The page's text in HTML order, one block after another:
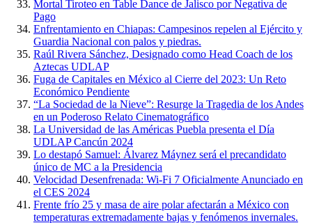
Mortal Tiroteo en Table Dance de Jalisco por Negativa de
Pago
Enfrentamiento en Chiapas: Campesinos repelen al Ejército y
Guardia Nacional con palos y piedras.
Raúl Rivera Sánchez, Designado como Head Coach de los
Aztecas UDLAP
Fuga de Capitales en México al Cierre del 2023: Un Reto
Económico Pendiente
“La Sociedad de la Nieve”: Resurge la Tragedia de los Andes
en un Poderoso Relato Cinematográfico
La Universidad de las Américas Puebla presenta el Día
UDLAP Cancún 2024
Lo destapó Samuel: Álvarez Máynez será el precandidato
único de MC a la Presidencia
Velocidad Desenfrenada: Wi-Fi 7 Oficialmente Anunciado en
el CES 2024
Frente frío 25 y masa de aire polar afectarán a México con
temperaturas extremadamente bajas y fenómenos invernales.